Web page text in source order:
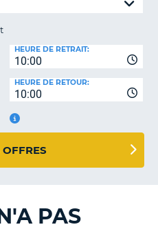
10:00
HEURE DE RETRAIT:
10:00
HEURE DE RETOUR:
PAS